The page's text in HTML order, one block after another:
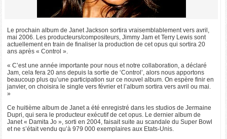
Le prochain album de Janet Jackson sortira vraisemblablement vers avril,
mai 2006. Les producteurs/compositeurs, Jimmy Jam et Terry Lewis sont
actuellement en train de finaliser la production de cet opus qui sortira 20
ans après « Control ».
« C’est une année importante pour nous et notre collaboration, a déclaré
Jam, cela fera 20 ans depuis la sortie de ‘Control’, alors nous apportons
beaucoup plus qu’une participation sur ce nouvel album. On espère finir en
janvier, on choisira le single vers février et l’album sortira vers avril ou mai.
»
Ce huitième album de Janet a été enregistré dans les studios de Jermaine
Dupri, qui sera le producteur exécutif de cet opus. Le dernier album de
Janet « Damita Jo », sorti en 2004, faisait suite au scandale du Super Bowl
et ne s’était vendu qu’à 979 000 exemplaires aux Etats-Unis.